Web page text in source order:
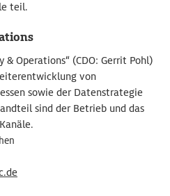
teil.
Operations“ (CDO: Gerrit Pohl)
von
sowie der Datenstrategie
sind der Betrieb und das